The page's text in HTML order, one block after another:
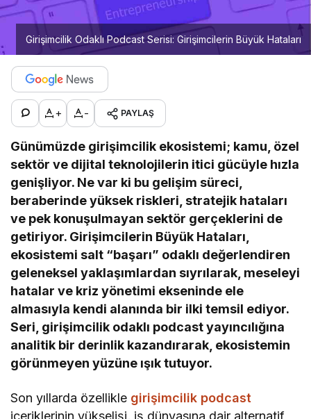
Girişimcilik Odaklı Podcast Serisi: Girişimcilerin Büyük Hataları
+ - PAYLAŞ
Günümüzde girişimcilik ekosistemi; kamu, özel
sektör ve dijital teknolojilerin itici gücüyle hızla
genişliyor. Ne var ki bu gelişim süreci,
beraberinde yüksek riskleri, stratejik hataları
ve pek konuşulmayan sektör gerçeklerini de
getiriyor. Girişimcilerin Büyük Hataları,
ekosistemi salt “başarı” odaklı değerlendiren
geleneksel yaklaşımlardan sıyrılarak, meseleyi
hatalar ve kriz yönetimi ekseninde ele
almasıyla kendi alanında bir ilki temsil ediyor.
Seri, girişimcilik odaklı podcast yayıncılığına
analitik bir derinlik kazandırarak, ekosistemin
görünmeyen yüzüne ışık tutuyor.
Son yıllarda özellikle girişimcilik podcast
içeriklerinin yükselişi, iş dünyasına dair alternatif